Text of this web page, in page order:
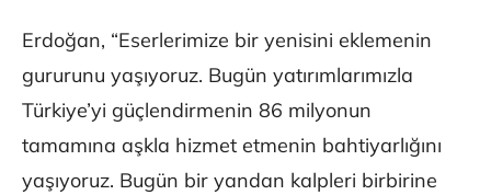
Erdoğan, “Eserlerimize bir yenisini eklemenin
gururunu yaşıyoruz. Bugün yatırımlarımızla
Türkiye’yi güçlendirmenin 86 milyonun
tamamına aşkla hizmet etmenin bahtiyarlığını
yaşıyoruz. Bugün bir yandan kalpleri birbirine